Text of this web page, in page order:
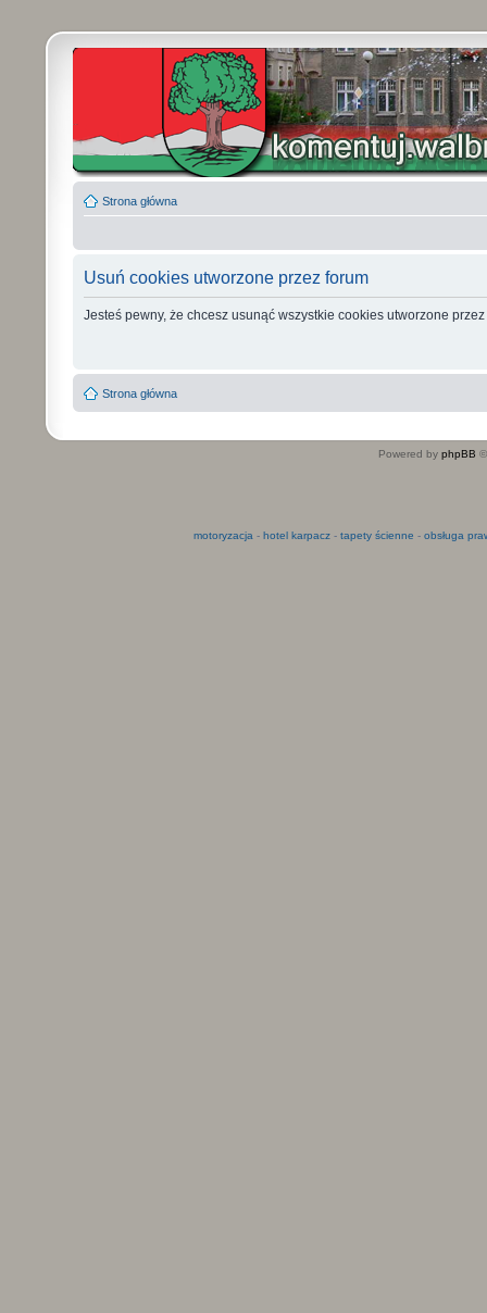
Strona główna
Usuń cookies utworzone przez forum
Jesteś pewny, że chcesz usunąć wszystkie cookies utworzone
Strona główna
Powered by phpBB
motoryzacja - hotel karpacz- tapety ścienne - obsługa